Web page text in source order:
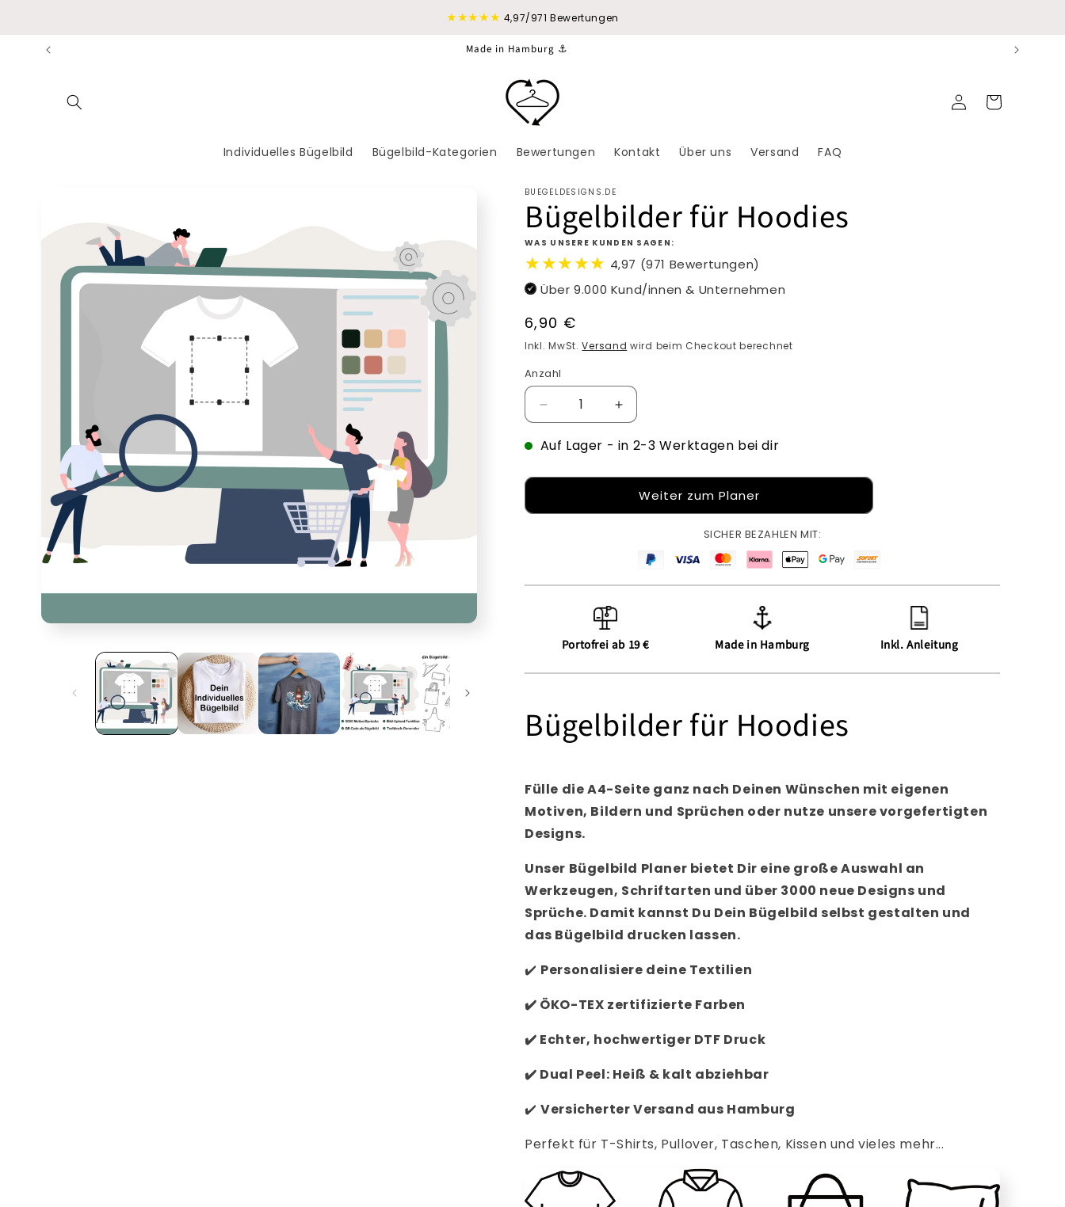
★★★★★ 4,97/971 Bewertungen
Made in Hamburg ⚓
Individuelles Bügelbild Bügelbild-Kategorien Bewertungen Kontakt Über uns Versand FAQ
EinloggenWarenkorb
springen
BUEGELDESIGNS.DE
Bügelbilder für Hoodies
WAS UNSERE KUNDEN SAGEN:
★★★★★ 4,97 (971 Bewertungen)
Über 9.000 Kund/innen & Unternehmen
Normaler
Preis
6,90 €
Inkl. MwSt.Versand wird beim Checkout berechnet
Anzahl
Verringere
die
Menge
Bügelbilder
Hoodies
Erhöhe
die
Menge
Bügelbilder
Hoodies
Auf Lager - in 2-3 Werktagen bei dir
Weiter zum Planer
SICHER BEZAHLEN MIT:
Portofrei ab 19 € Made in Hamburg Inkl. Anleitung
Bügelbilder für Hoodies
Fülle die A4-Seite ganz nach Deinen Wünschen mit eigenen
Motiven, Bildern und Sprüchen oder nutze unsere vorgefertigten
Designs.
Unser Bügelbild Planer bietet Dir eine große Auswahl an
Werkzeugen, Schriftarten und über 3000 neue Designs und
Sprüche. Damit kannst Du Dein Bügelbild selbst gestalten und
das Bügelbild drucken lassen.
✔️ Personalisiere deine Textilien
✔️ ÖKO-TEX zertifizierte Farben
✔️ Echter, hochwertiger DTF Druck
✔️ Dual Peel: Heiß & kalt abziehbar
✔️ Versicherter Versand aus Hamburg
Perfekt für T-Shirts, Pullover, Taschen, Kissen und vieles mehr...